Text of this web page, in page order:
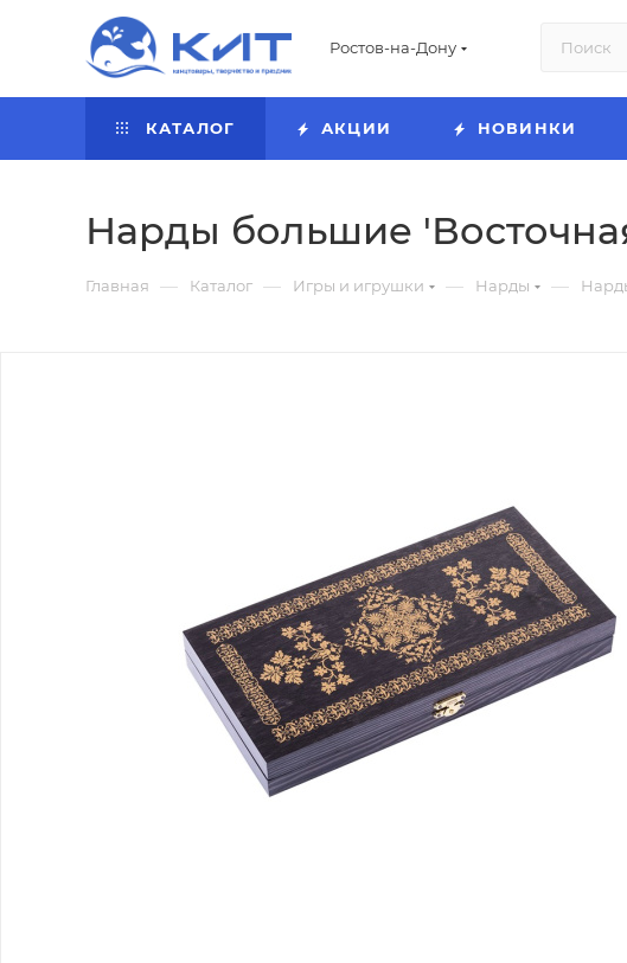
Ростов-на-Дону
КАТАЛОГ АКЦИИ НОВИНКИ
Нарды большие
Главная — Каталог — Игры и игрушки — Нарды —